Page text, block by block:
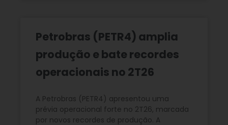
Petrobras (PETR4) amplia
produção e bate recordes
operacionais no 2T26
A Petrobras (PETR4) apresentou uma
prévia operacional forte no 2T26, marcada
por novos recordes de produção. A